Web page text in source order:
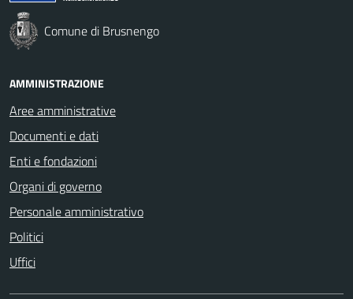
Comune di Brusnengo
AMMINISTRAZIONE
Aree amministrative
Documenti e dati
Enti e fondazioni
Organi di governo
Personale amministrativo
Politici
Uffici